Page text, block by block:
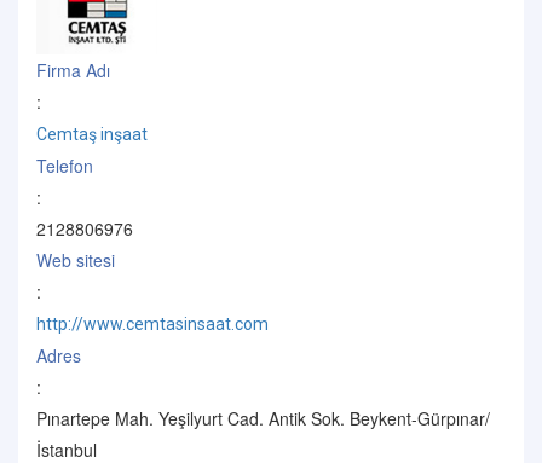
Firma Adı
:
Cemtaş inşaat
Telefon
:
2128806976
Web sitesi
:
http://www.cemtasinsaat.com
Adres
:
Pınartepe Mah. Yeşilyurt Cad. Antik Sok. Beykent-Gürpınar/
İstanbul